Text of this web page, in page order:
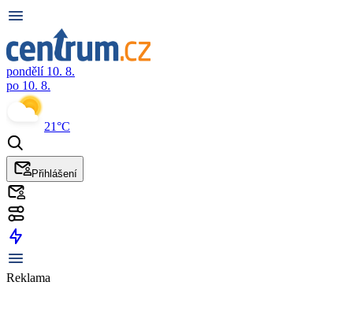
pondělí 10. 8.
po 10. 8.
21°C
Přihlášení
Reklama